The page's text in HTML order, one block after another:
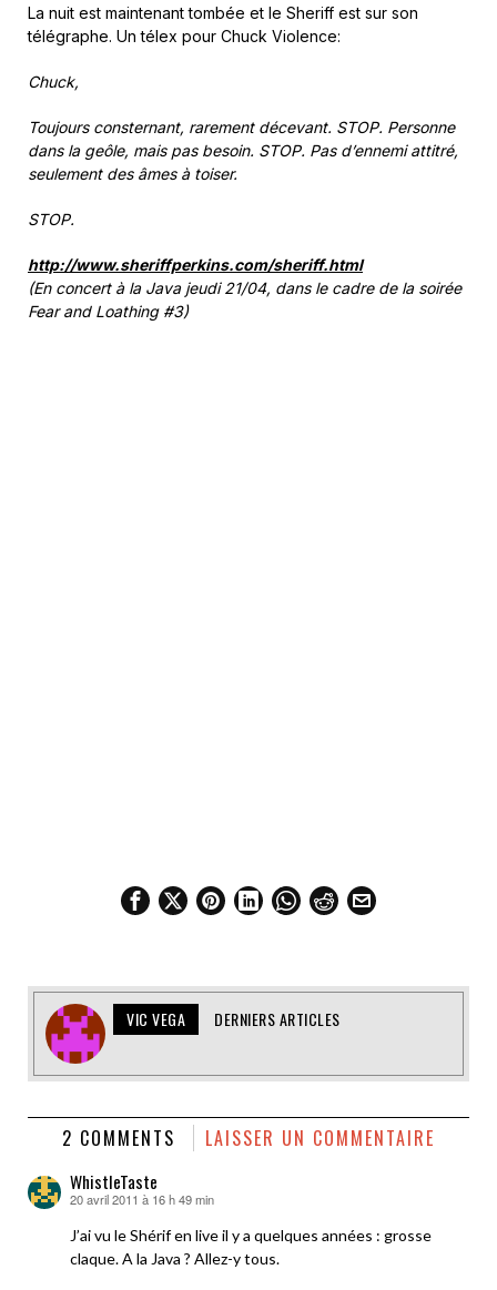
La nuit est maintenant tombée et le Sheriff est sur son
télégraphe. Un télex pour Chuck Violence:
Chuck,
Toujours consternant, rarement décevant. STOP. Personne
dans la geôle, mais pas besoin. STOP. Pas d’ennemi attitré,
seulement des âmes à toiser.
STOP.
http://www.sheriffperkins.com/sheriff.html
(En concert à la Java jeudi 21/04, dans le cadre de la soirée
Fear and Loathing #3)
VIC VEGA DERNIERS ARTICLES
2 COMMENTS LAISSER UN COMMENTAIRE
WhistleTaste
dit :
20 avril 2011 à 16 h 49 min
J’ai vu le Shérif en live il y a quelques années : grosse
claque. A la Java ? Allez-y tous.